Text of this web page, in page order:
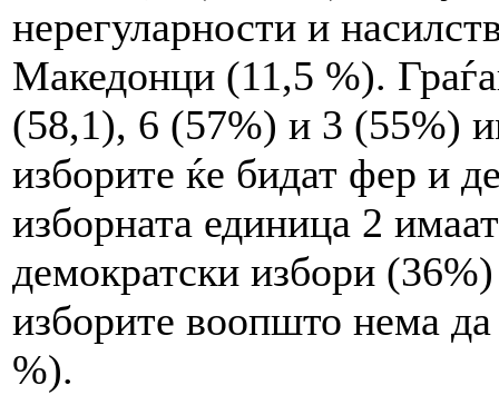
нерегуларности и
Македонци (11,5 %).
(58,1), 6 (57%) и 3 (55%)
изборите ќе бидат фер и
изборната единица 2
демократски избори
изборите воопшто нема
%).